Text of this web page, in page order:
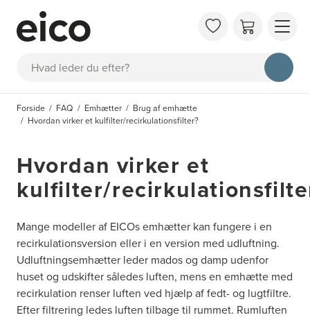
Søg
OM
FAQ
Forside FAQ Emhætter
Brug af emhætte
Hvordan virker et kulfilter/recirkulationsfilter?
Hvordan virker et
kulfilter/
Mange modeller af EICOs emhætter kan fungere i en
recirkulationsversion eller i en version med udluftning.
Udluftningsemhætter leder mados og damp udenfor
huset og udskifter således luften, mens en emhætte med
recirkulation renser luften ved hjælp af fedt- og lugtfiltre.
Efter filtrering ledes luften tilbage til rummet. Rumluften